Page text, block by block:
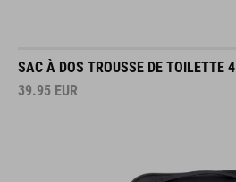
SAC À DOS TROUSSE DE TOILETTE 4
39.95 EUR